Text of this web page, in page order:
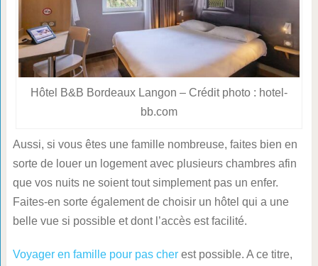
Hôtel B&B Bordeaux Langon – Crédit photo : hotel-
bb.com
Aussi, si vous êtes une famille nombreuse, faites bien en
sorte de louer un logement avec plusieurs chambres afin
que vos nuits ne soient tout simplement pas un enfer.
Faites-en sorte également de choisir un hôtel qui a une
belle vue si possible et dont l’accès est facilité.
Voyager en famille pour pas cherest possible. A ce titre,